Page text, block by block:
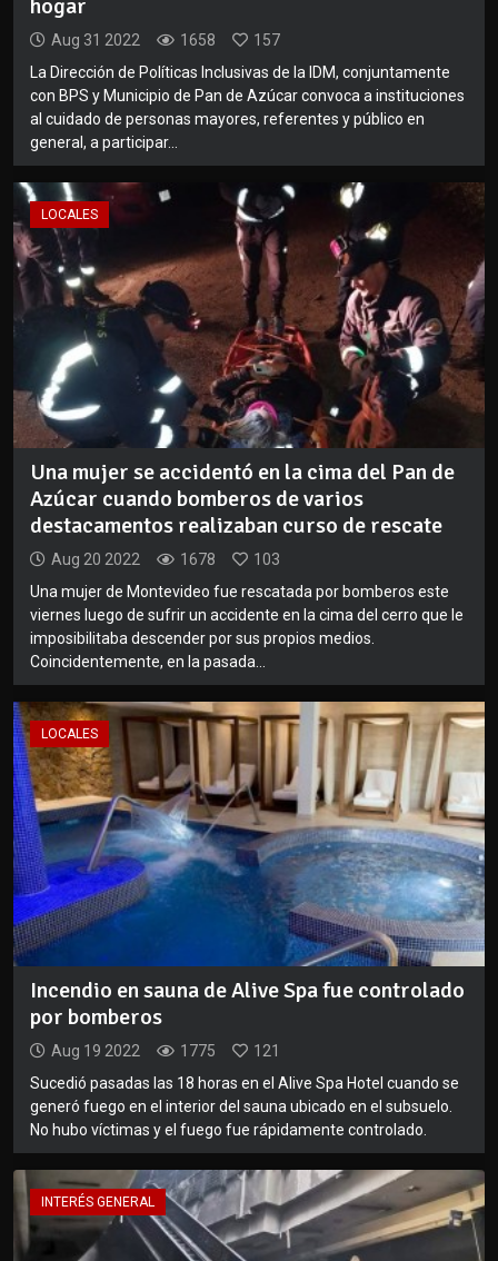
hogar
Aug 31 2022 1658
157
La Dirección de Políticas Inclusivas de la IDM, conjuntamente
con BPS y Municipio de Pan de Azúcar convoca a instituciones
al cuidado de personas mayores, referentes y público en
general, a participar...
LOCALES
Una mujer se accidentó en la cima del Pan de
Azúcar cuando bomberos de varios
destacamentos realizaban curso de rescate
Aug 20 2022 1678
103
Una mujer de Montevideo fue rescatada por bomberos este
viernes luego de sufrir un accidente en la cima del cerro que le
imposibilitaba descender por sus propios medios.
Coincidentemente, en la pasada...
LOCALES
Incendio en sauna de Alive Spa fue controlado
por bomberos
Aug 19 2022 1775
121
Sucedió pasadas las 18 horas en el Alive Spa Hotel cuando se
generó fuego en el interior del sauna ubicado en el subsuelo.
No hubo víctimas y el fuego fue rápidamente controlado.
INTERÉS GENERAL